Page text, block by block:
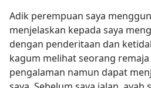
Adik perempuan saya
menjelaskan kepada saya
dengan penderitaan dan
kagum melihat seorang
pengalaman namun dapat